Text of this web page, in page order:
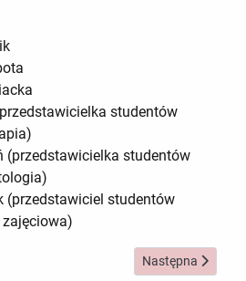
studentów
(przedstawicielka studentów
(przedstawiciel studentów
Następna strona:
Następna